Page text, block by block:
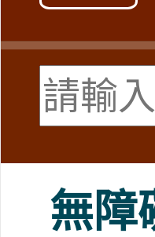
無障